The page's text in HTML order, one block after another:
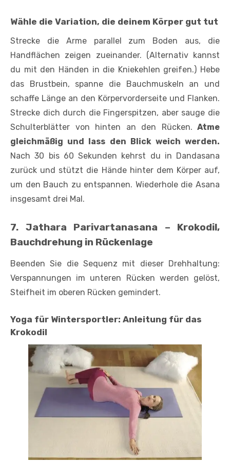
Wähle die Variation, die deinem Körper gut tut
Strecke die Arme parallel zum Boden aus, die
Handflächen zeigen zueinander. (Alternativ kannst
du mit den Händen in die Kniekehlen greifen.) Hebe
das Brustbein, spanne die Bauchmuskeln an und
schaffe Länge an den Körpervorderseite und Flanken.
Strecke dich durch die Fingerspitzen, aber sauge die
Schulterblätter von hinten an den Rücken. Atme
gleichmäßig und lass den Blick weich werden.
Nach 30 bis 60 Sekunden kehrst du in Dandasana
zurück und stützt die Hände hinter dem Körper auf,
um den Bauch zu entspannen. Wiederhole die Asana
insgesamt drei Mal.
7. Jathara Parivartanasana – Krokodil,
Bauchdrehung in Rückenlage
Beenden Sie die Sequenz mit dieser Drehhaltung:
Verspannungen im unteren Rücken werden gelöst,
Steifheit im oberen Rücken gemindert.
Yoga für Wintersportler: Anleitung für das
Krokodil